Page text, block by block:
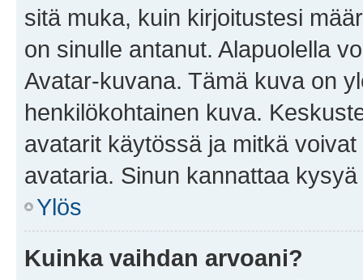
sitä muka, kuin kirjoitustesi
on sinulle antanut. Alapuolella
Avatar-kuvana. Tämä kuva on
henkilökohtainen kuva.
avatarit käytössä ja mitkä
avataria. Sinun kannattaa
Ylös
Kuinka vaihdan arvoani?